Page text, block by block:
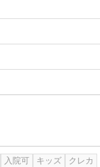
入院可 キッズ
クレカ